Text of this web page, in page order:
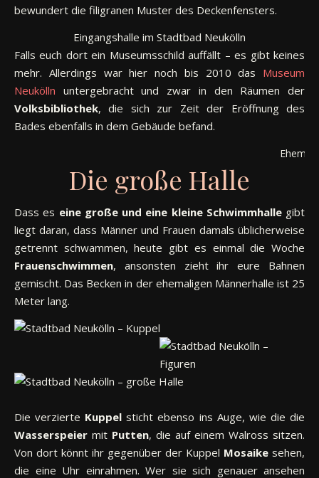
bewundert die filigranen Muster des Deckenfensters.
Eingangshalle im Stadtbad Neukölln
Falls euch dort ein Museumsschild auffällt – es gibt keines
mehr. Allerdings war hier noch bis 2010 das Museum
Neukölln untergebracht und zwar in den Räumen der
Volksbibliothek, die sich zur Zeit der Eröffnung des
Bades ebenfalls in dem Gebäude befand.
Die große Halle
Dass es eine große und eine kleine Schwimmhalle gibt
liegt daran, dass Männer und Frauen damals üblicherweise
getrennt schwammen, heute gibt es einmal die Woche
Frauenschwimmen, ansonsten zieht ihr eure Bahnen
gemischt. Das Becken in der ehemaligen Männerhalle ist 25
Meter lang.
Die verzierte Kuppel sticht ebenso ins Auge, wie die die
Wasserspeier mit Putten, die auf einem Walross sitzen.
Von dort könnt ihr gegenüber der Kuppel Mosaike sehen,
die eine Uhr einrahmen. Wer sie sich genauer ansehen